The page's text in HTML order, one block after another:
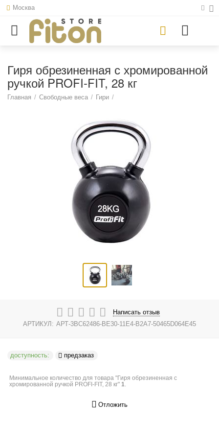
Москва
Гиря обрезиненная с хромированной
ручкой PROFI-FIT, 28 кг
Главная / Свободные веса / Гири /
Написать отзыв
АРТИКУЛ: АРТ-3BC62486-BE30-11E4-B2A7-50465D064E45
доступность: предзаказ
Минимальное количество для товара "Гиря обрезиненная с
хромированной ручкой PROFI-FIT, 28 кг"1.
Отложить